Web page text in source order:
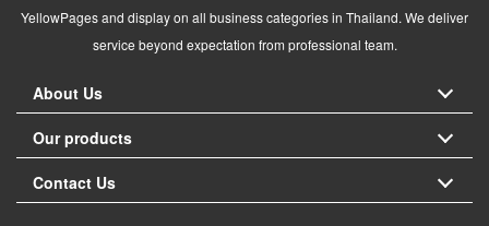
YellowPages and display on all business categories in Thailand. We deliver
service beyond expectation from professional team.
About Us
Our products
Contact Us